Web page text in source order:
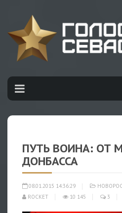
ПУТЬ ВОИНА: ОТ
ДОНБАССА
08.01.2015 14:36:29
ROCKET
10 145 3